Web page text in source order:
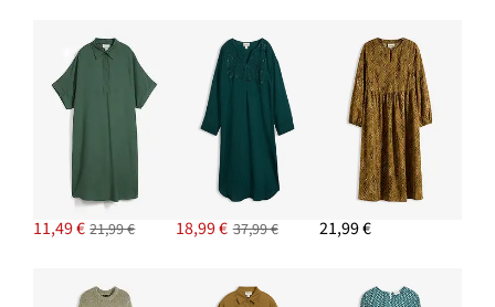
11,49 € 21,99 € 18,99 € 37,99 € 21,99 €